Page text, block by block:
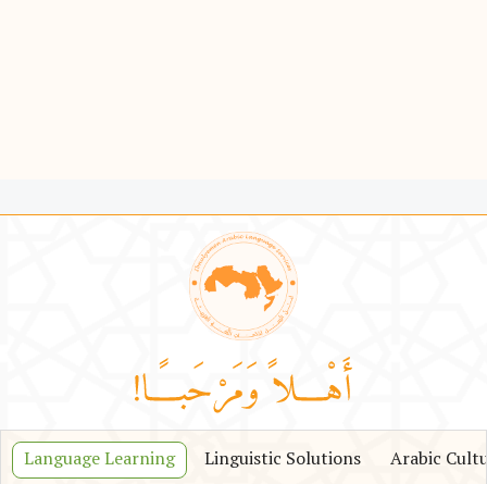
Language Learning Linguistic Solutions Arabic